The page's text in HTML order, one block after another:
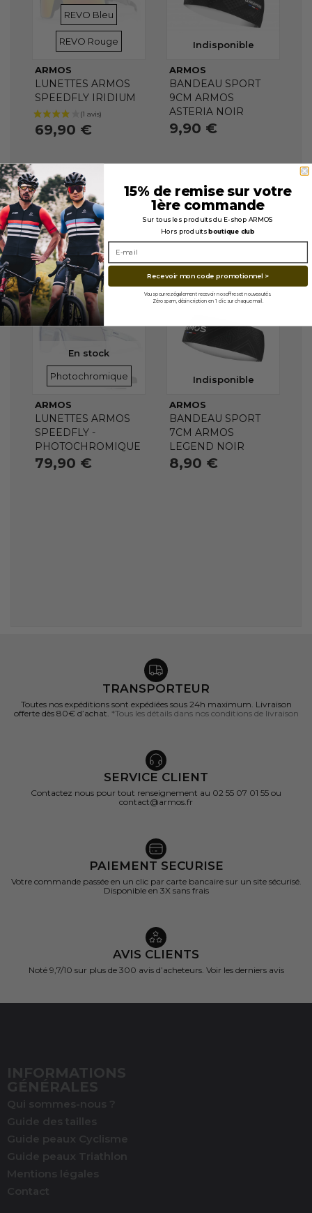
VERRES
REVO Bleu
VERRES
REVO Rouge
ARMOS
LUNETTES ARMOS
SPEEDFLY IRIDIUM
69,90 €
Indisponible
ARMOS
BANDEAU SPORT
9CM ARMOS
ASTERIA NOIR
9,90 €
En stock
VERRES
Photochromique
ARMOS
LUNETTES ARMOS
SPEEDFLY -
PHOTOCHROMIQUE
79,90 €
Indisponible
ARMOS
BANDEAU SPORT
7CM ARMOS
LEGEND NOIR
8,90 €
TRANSPORTEUR
Toutes nos expéditions sont expédiées sous 24h maximum. Livraison
offerte dès 80€ d’achat. *Tous les détails dans nos conditions de livraison
SERVICE CLIENT
Contactez nous pour tout renseignement au 02 55 07 01 55 ou
contact@armos.fr
PAIEMENT SECURISE
Votre commande passée en un clic par carte bancaire sur un site sécurisé.
Disponible en 3X sans frais
AVIS CLIENTS
Noté 9,7/10 sur plus de 300 avis d’acheteurs. Voir les derniers avis
INFORMATIONS
GÉNÉRALES
Qui sommes-nous ?
Guide des tailles
Guide peaux Cyclisme
Guide peaux Triathlon
Mentions légales
Contact
15% de remise sur votre
1ère commande
Sur tous les produits du E-shop ARMOS
Hors produitsboutique club
Recevoir mon code promotionnel >
Vous pourrez également recevoir nos offres et nouveautés.
Zéro spam, désincription en 1 clic sur chaque mail.